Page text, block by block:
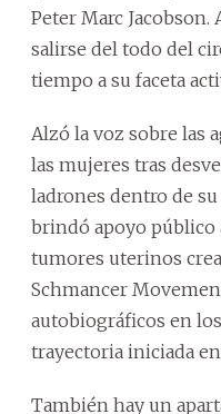
Peter Marc
salirse del todo del
tiempo a su faceta
Alzó la voz sobre las
las mujeres tras
ladrones dentro de su
brindó apoyo público
tumores uterinos
Schmancer
autobiográficos en
trayectoria iniciada en
También hay un